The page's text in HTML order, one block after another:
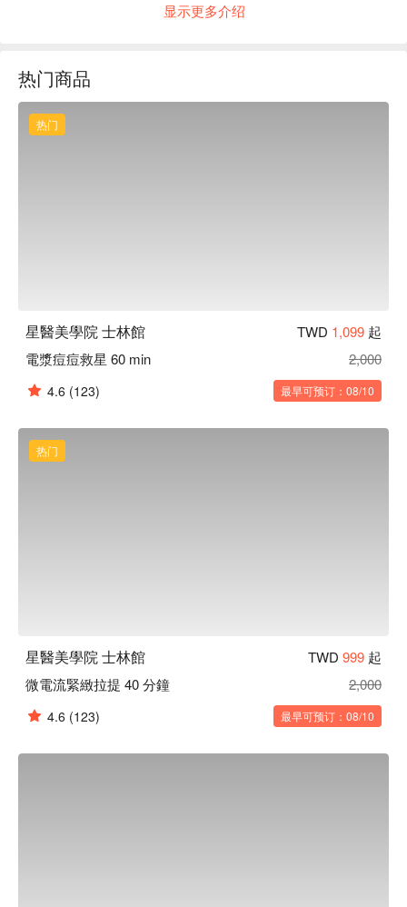
星醫美學院評價：Google 5 星
院 士林館優惠立刻查看 ⬇︎
显示更多介绍
热门商品
热门
星醫美學院 士林館 TWD 1,099 起
電漿痘痘救星 60 min
2,000
4.6 (123) 最早可预订：08/10
热门
星醫美學院 士林館 TWD 999 起
微電流緊緻拉提 40 分鐘
2,000
4.6 (123) 最早可预订：08/10